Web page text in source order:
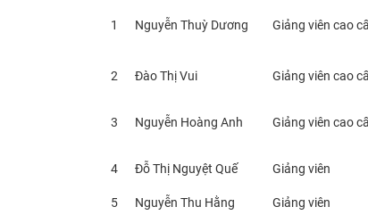
1 Nguyễn Thuỳ Dương Giảng viên cao
2 Đào Thị Vui Giảng viên cao
3 Nguyễn Hoàng Anh Giảng viên cao
4 Đỗ Thị Nguyệt Quế Giảng viên
5 Nguyễn Thu Hằng Giảng viên